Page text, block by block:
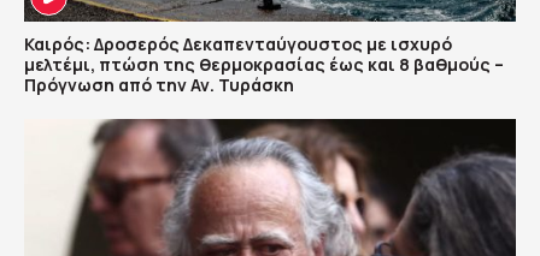
Καιρός: Δροσερός Δεκαπενταύγουστος με ισχυρό
μελτέμι, πτώση της θερμοκρασίας έως και 8 βαθμούς –
Πρόγνωση από την Αν. Τυράσκη